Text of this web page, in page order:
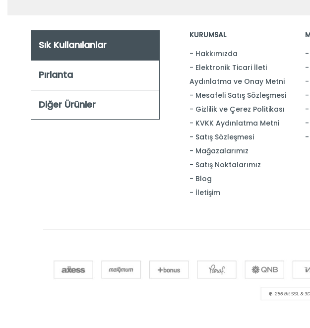
Sık Kullanılanlar
Pırlanta
Diğer Ürünler
KURUMSAL
Hakkımızda
Elektronik Ticari İleti
Aydınlatma ve Onay Metni
Mesafeli Satış Sözleşmesi
Gizlilik ve Çerez Politikası
KVKK Aydınlatma Metni
Satış Sözleşmesi
Mağazalarımız
Satış Noktalarımız
Blog
İletişim